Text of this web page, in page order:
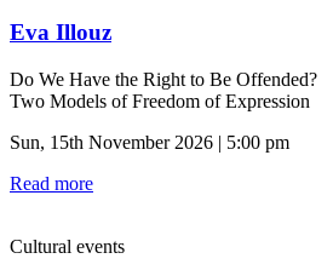
Eva Illouz
Do We Have the Right to Be Offended?
Two Models of Freedom of Expression
Sun, 15th November 2026 | 5:00 pm
Read more
Cultural events